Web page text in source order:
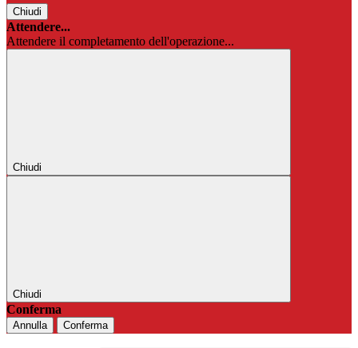
Chiudi
Attendere...
Attendere il completamento dell'operazione...
Chiudi
Chiudi
Conferma
Annulla Conferma